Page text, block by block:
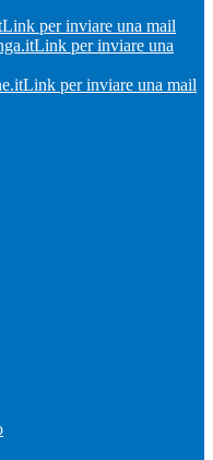
Link per inviare una mail
Link per inviare una
Link per inviare una mail